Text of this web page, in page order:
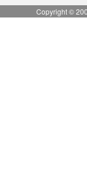
Copyright ©